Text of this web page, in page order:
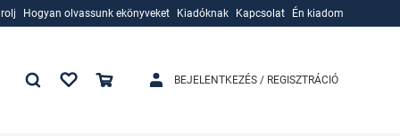
Hogyan olvassunk ekönyveket
Kiadóknak
Kapcsolat Én kiadom
BEJELENTKEZÉS / REGISZTRÁCIÓ